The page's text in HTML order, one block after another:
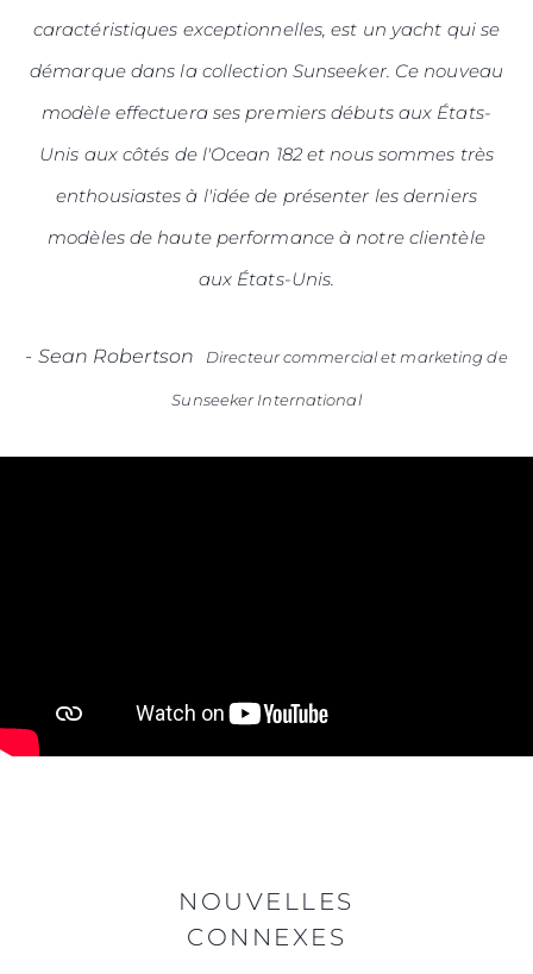
caractéristiques exceptionnelles, est un yacht qui se
démarque dans la collection Sunseeker. Ce nouveau
modèle effectuera ses premiers débuts aux États-
Unis aux côtés de l'Ocean 182 et nous sommes très
enthousiastes à l'idée de présenter les derniers
modèles de haute performance à notre clientèle
aux États-Unis.
- Sean Robertson Directeur commercial et marketing de
Sunseeker International
NOUVELLES
CONNEXES